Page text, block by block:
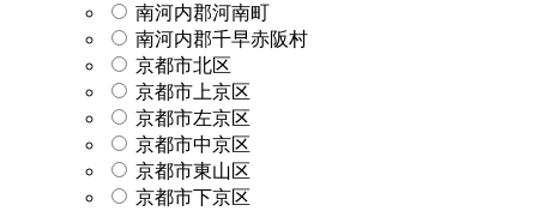
南河内郡河南町
南河内郡千早赤阪村
京都市北区
京都市上京区
京都市左京区
京都市中京区
京都市東山区
京都市下京区